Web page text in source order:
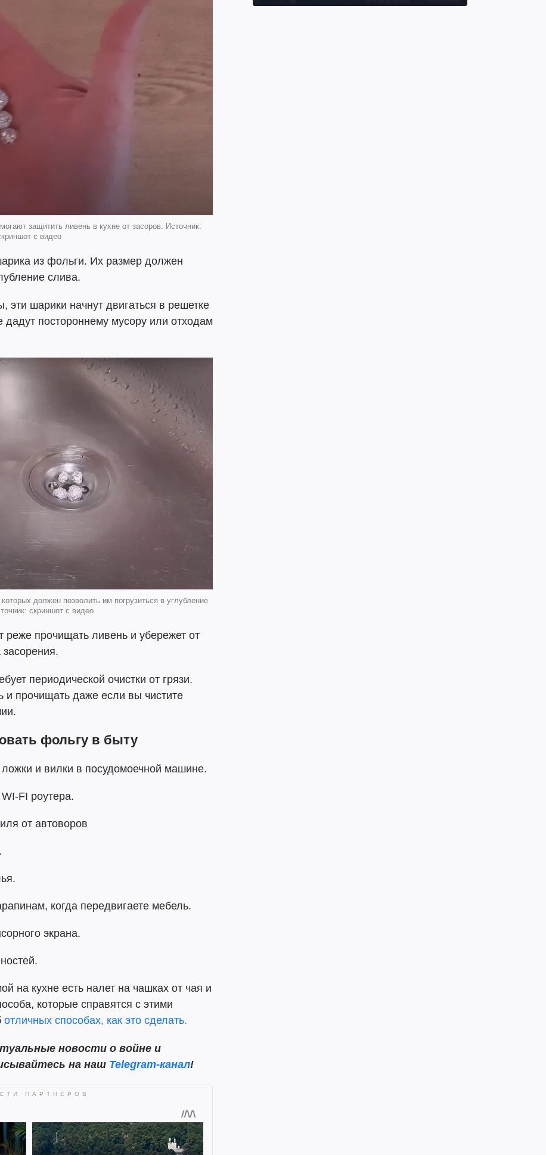
защитить ливень в кухне от засоров. Источник:
с видео
из фольги. Их размер должен
слива.
эти шарики начнут двигаться в решетке
постороннему мусору или отходам
должен позволить им погрузиться в углубление
скриншот с видео
реже прочищать ливень и убережет от
периодической очистки от грязи.
и прочищать даже если вы чистите
фольгу в быту
и вилки в посудомоечной машине.
FI роутера.
от автоворов
когда передвигаете мебель.
экрана.
на кухне есть налет на чашках от чая и
которые справятся с этими
отличных способах, как это сделать.
новости о войне и
на наш Telegram-канал!